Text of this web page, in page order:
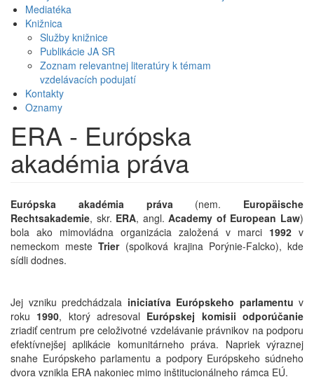
Mediatéka
Knižnica
Služby knižnice
Publikácie JA SR
Zoznam relevantnej literatúry k témam
vzdelávacích podujatí
Kontakty
Oznamy
ERA - Európska
akadémia práva
Európska akadémia práva(nem. Europäische
Rechtsakademie, skr. ERA, angl.Academy of European Law)
bola ako mimovládna organizácia založená v marci 1992 v
nemeckom mesteTrier(spolková krajina Porýnie-Falcko), kde
sídli dodnes.
Jej vzniku predchádzala iniciatíva Európskeho parlamentu v
roku 1990, ktorý adresoval Európskej komisii odporúčanie
zriadiť centrum pre celoživotné vzdelávanie právnikov na podporu
efektívnejšej aplikácie komunitárneho práva. Napriek výraznej
snahe Európskeho parlamentu a podpory Európskeho súdneho
dvora vznikla ERA nakoniec mimo inštitucionálneho rámca EÚ.